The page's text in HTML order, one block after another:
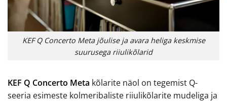
KEF Q Concerto Meta jõulise ja avara heliga keskmise
suurusega riiulikõlarid
KEF Q Concerto Meta kõlarite näol on tegemist Q-
seeria esimeste kolmeribaliste riiulikõlarite mudeliga ja